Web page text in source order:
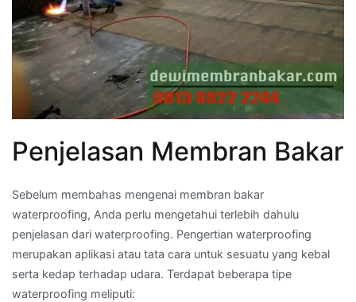
Penjelasan Membran Bakar
Sebelum membahas mengenai membran bakar
waterproofing, Anda perlu mengetahui terlebih dahulu
penjelasan dari waterproofing. Pengertian waterproofing
merupakan aplikasi atau tata cara untuk sesuatu yang kebal
serta kedap terhadap udara. Terdapat beberapa tipe
waterproofing meliputi: